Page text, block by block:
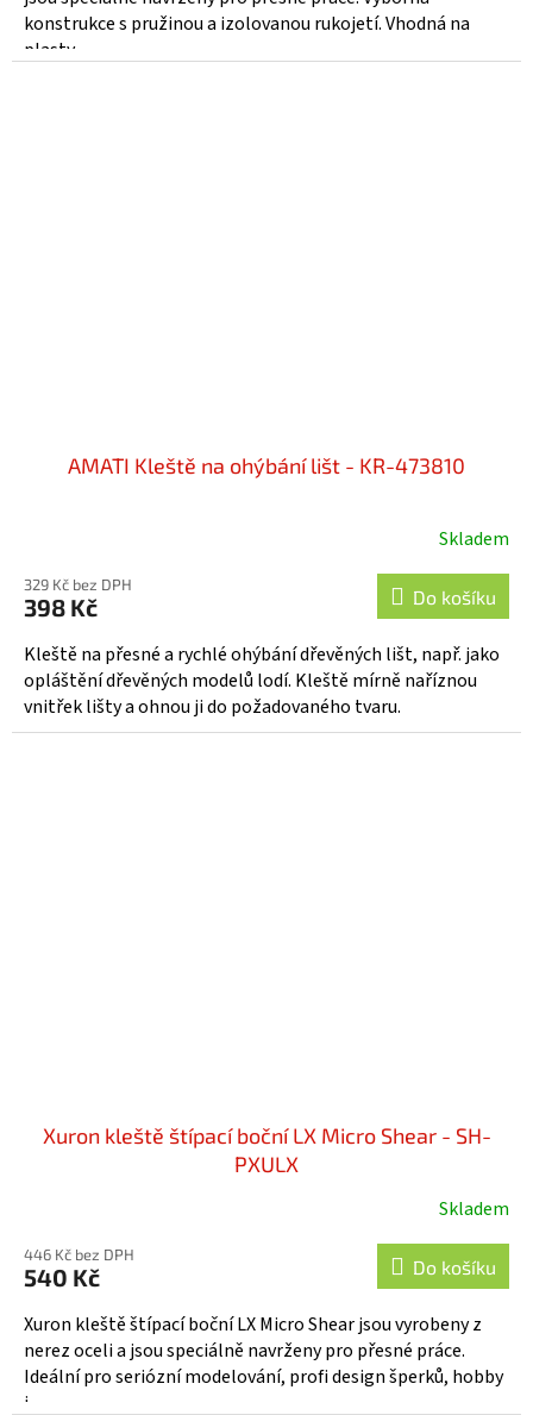
konstrukce s pružinou a izolovanou rukojetí. Vhodná na
plasty,...
AMATI Kleště na ohýbání lišt - KR-473810
Skladem
329 Kč bez DPH
398 Kč Do košíku
Kleště na přesné a rychlé ohýbání dřevěných lišt, např. jako
opláštění dřevěných modelů lodí. Kleště mírně naříznou
vnitřek lišty a ohnou ji do požadovaného tvaru.
Xuron kleště štípací boční LX Micro Shear - SH-
PXULX
Skladem
446 Kč bez DPH
540 Kč Do košíku
Xuron kleště štípací boční LX Micro Shear jsou vyrobeny z
nerez oceli a jsou speciálně navrženy pro přesné práce.
Ideální pro seriózní modelování, profi design šperků, hobby
i...